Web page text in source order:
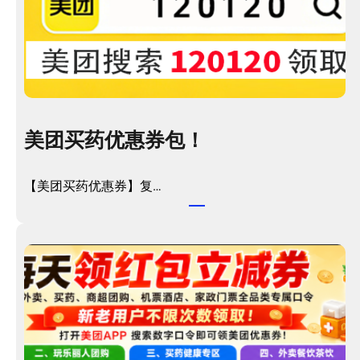
美团买药优惠券包！
【美团买药优惠券】复…